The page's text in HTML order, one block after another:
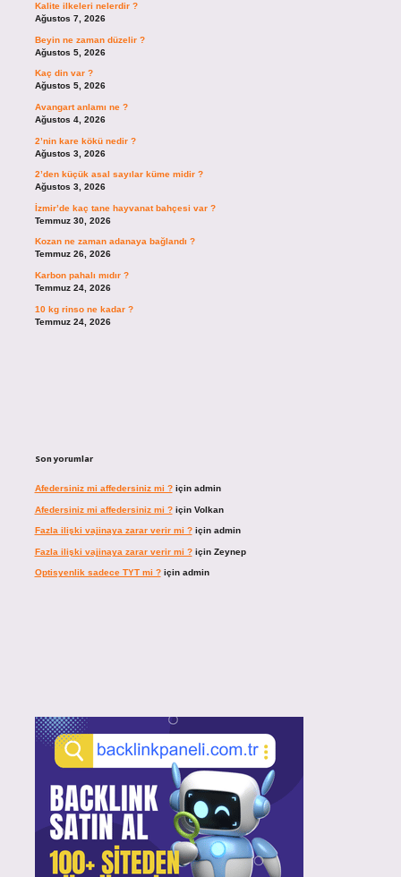
Kalite ilkeleri nelerdir ?
Ağustos 7, 2026
Beyin ne zaman düzelir ?
Ağustos 5, 2026
Kaç din var ?
Ağustos 5, 2026
Avangart anlamı ne ?
Ağustos 4, 2026
2’nin kare kökü nedir ?
Ağustos 3, 2026
2’den küçük asal sayılar küme midir ?
Ağustos 3, 2026
İzmir’de kaç tane hayvanat bahçesi var ?
Temmuz 30, 2026
Kozan ne zaman adanaya bağlandı ?
Temmuz 26, 2026
Karbon pahalı mıdır ?
Temmuz 24, 2026
10 kg rinso ne kadar ?
Temmuz 24, 2026
Son yorumlar
Afedersiniz mi affedersiniz mi ?için admin
Afedersiniz mi affedersiniz mi ?için Volkan
Fazla ilişki vajinaya zarar verir mi ?için admin
Fazla ilişki vajinaya zarar verir mi ?için Zeynep
Optisyenlik sadece TYT mi ?için admin